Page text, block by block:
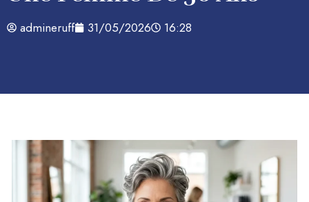
admineruff 31/05/2026 16:28